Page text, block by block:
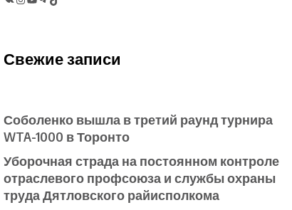
Instagram
YouTubeTelegram
TikTok
Свежие записи
Соболенко вышла в третий раунд турнира
WTA-1000 в Торонто
Уборочная страда на постоянном контроле
отраслевого профсоюза и службы охраны
труда Дятловского райисполкома